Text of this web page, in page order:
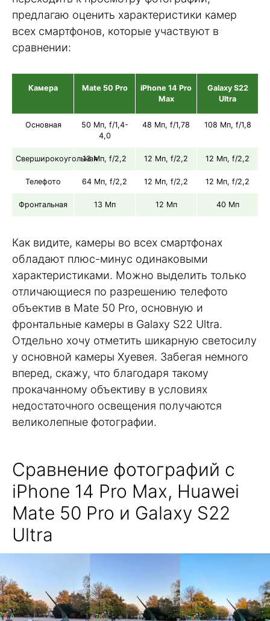
предлагаю оценить характеристики камер
всех смартфонов, которые участвуют в
сравнении:
Камера Mate 50 Pro
iPhone 14 Pro
Max
Galaxy S22
Ultra
Основная
50 Мп, f/1,4-
4,0
48 Мп, f/1,78 108 Мп, f/1,8
Сверширокоугольная13 Мп, f/2,2 12 Мп, f/2,2 12 Мп, f/2,2
Телефото 64 Мп, f/2,2 12 Мп, f/2,2 12 Мп, f/2,2
Фронтальная 13 Мп 12 Мп 40 Мп
Как видите, камеры во всех смартфонах
обладают плюс-минус одинаковыми
характеристиками. Можно выделить только
отличающиеся по разрешению телефото
объектив в Mate 50 Pro, основную и
фронтальные камеры в Galaxy S22 Ultra.
Отдельно хочу отметить шикарную светосилу
у основной камеры Хуевея. Забегая немного
вперед, скажу, что благодаря такому
прокачанному объективу в условиях
недостаточного освещения получаются
великолепные фотографии.
Сравнение фотографий с
iPhone 14 Pro Max, Huawei
Mate 50 Pro и Galaxy S22
Ultra